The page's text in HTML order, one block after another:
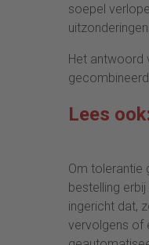
soepel
Het antwoord
Lees
Om tolerantie
bestelling
ingericht dat,
vervolgens of